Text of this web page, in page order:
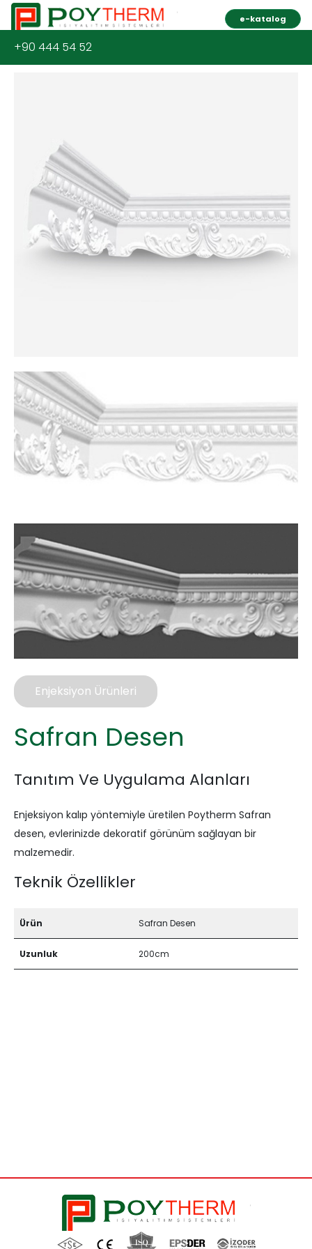
e-katalog
+90 444 54 52
Enjeksiyon Ürünleri
Safran Desen
Tanıtım Ve Uygulama Alanları
Enjeksiyon kalıp yöntemiyle üretilen Poytherm Safran
desen, evlerinizde dekoratif görünüm sağlayan bir
malzemedir.
Teknik Özellikler
Ürün Safran Desen
Uzunluk 200cm